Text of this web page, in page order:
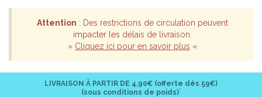
Attention : Des restrictions de circulation peuvent
impacter les délais de livraison.
» Cliquez ici pour en savoir plus «
LIVRAISON À PARTIR DE 4,90€ (offerte dès 59€)
(sous conditions de poids)*